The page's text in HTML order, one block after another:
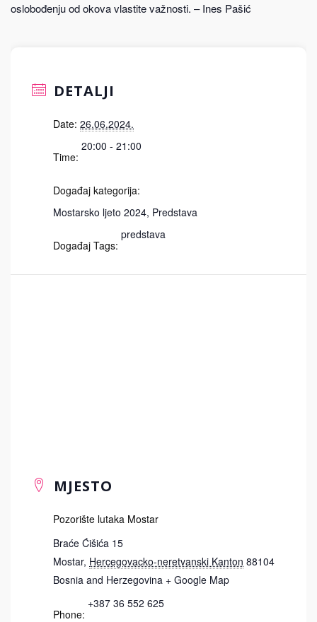
oslobođenju od okova vlastite važnosti. – Ines Pašić
DETALJI
Date: 26.06.2024.
Time:
20:00 - 21:00
Događaj kategorija:
Mostarsko ljeto 2024, Predstava
Događaj Tags:
predstava
MJESTO
Pozorište lutaka Mostar
Braće Ćišića 15
Mostar, Hercegovacko-neretvanski Kanton 88104
Bosnia and Herzegovina + Google Map
Phone:
+387 36 552 625